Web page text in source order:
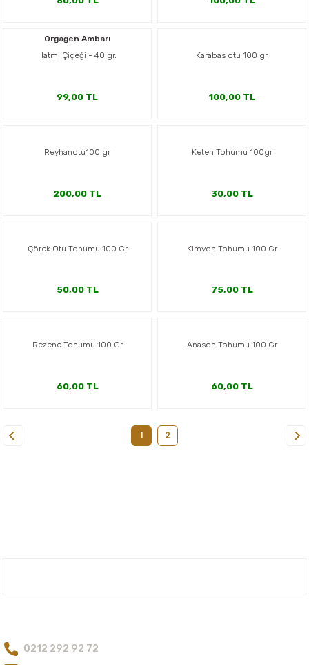
Orgagen Ambarı
Hatmi Çiçeği - 40 gr.
99,00 TL
Karabas otu 100 gr
100,00 TL
Reyhanotu100 gr
200,00 TL
Keten Tohumu 100gr
30,00 TL
Çörek Otu Tohumu 100 Gr
50,00 TL
Kimyon Tohumu 100 Gr
75,00 TL
Rezene Tohumu 100 Gr
60,00 TL
Anason Tohumu 100 Gr
60,00 TL
1 2
0212 292 92 72